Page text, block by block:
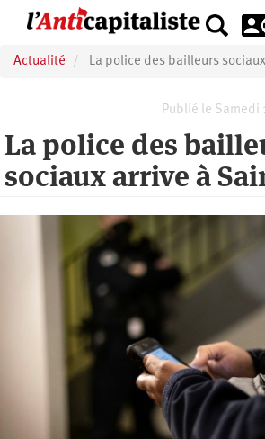
principal
Actualité La police des bailleurs
Publié le Samedi
La police des
sociaux arrive à